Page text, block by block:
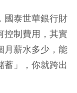
國泰世華銀行財
控制費用，其實
月薪水多少，能
蓄」，你就跨出